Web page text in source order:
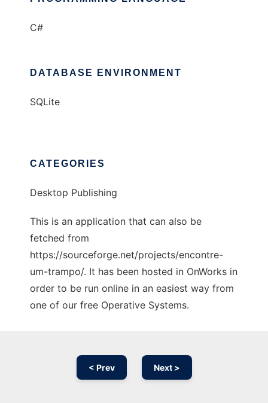
C#
DATABASE ENVIRONMENT
SQLite
CATEGORIES
Desktop Publishing
This is an application that can also be
fetched from
https://sourceforge.net/projects/encontre-
um-trampo/. It has been hosted in OnWorks in
order to be run online in an easiest way from
one of our free Operative Systems.
< Prev Next >